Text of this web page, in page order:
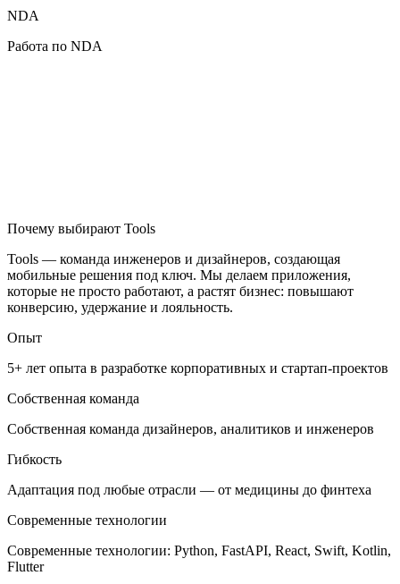
NDA
Работа по NDA
Почему выбирают Tools
Tools — команда инженеров и дизайнеров, создающая
мобильные решения под ключ. Мы делаем приложения,
которые не просто работают, а растят бизнес: повышают
конверсию, удержание и лояльность.
Опыт
5+ лет опыта в разработке корпоративных и стартап-проектов
Собственная команда
Собственная команда дизайнеров, аналитиков и инженеров
Гибкость
Адаптация под любые отрасли — от медицины до финтеха
Современные технологии
Современные технологии: Python, FastAPI, React, Swift, Kotlin,
Flutter